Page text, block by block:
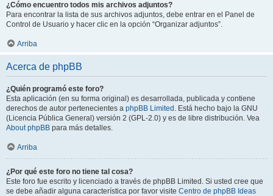
¿Cómo encuentro todos mis archivos adjuntos?
Para encontrar la lista de sus archivos adjuntos, debe entrar en el Panel de
Control de Usuario y hacer clic en la opción “Organizar adjuntos”.
Arriba
Acerca de phpBB
¿Quién programó este foro?
Esta aplicación (en su forma original) es desarrollada, publicada y contiene
derechos de autor pertenecientes a phpBB Limited . Está hecho bajo la GNU
(Licencia Pública General) versión 2 (GPL-2.0) y es de libre distribución. Vea
About phpBB para más detalles.
Arriba
¿Por qué este foro no tiene tal cosa?
Este foro fue escrito y licenciado a través de phpBB Limited. Si usted cree que
se debe añadir alguna característica por favor visite Centro de phpBB Ideas